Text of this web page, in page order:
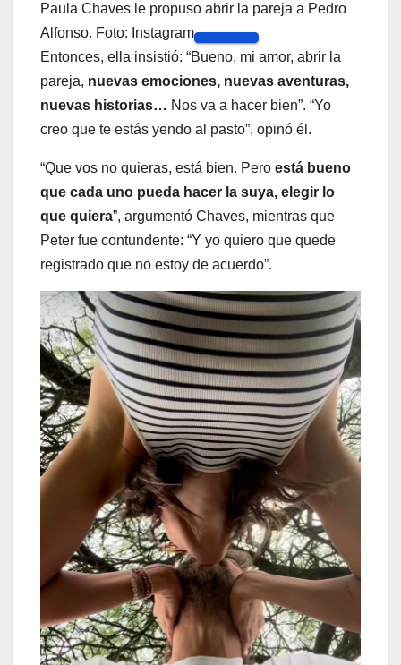
Paula Chaves le propuso abrir la pareja a Pedro
Alfonso. Foto: Instagram
Entonces, ella insistió: “Bueno, mi amor, abrir la
pareja, nuevas emociones, nuevas aventuras,
nuevas historias… Nos va a hacer bien”. “Yo
creo que te estás yendo al pasto”, opinó él.
“Que vos no quieras, está bien. Pero está bueno
que cada uno pueda hacer la suya, elegir lo
que quiera”, argumentó Chaves, mientras que
Peter fue contundente: “Y yo quiero que quede
registrado que no estoy de acuerdo”.